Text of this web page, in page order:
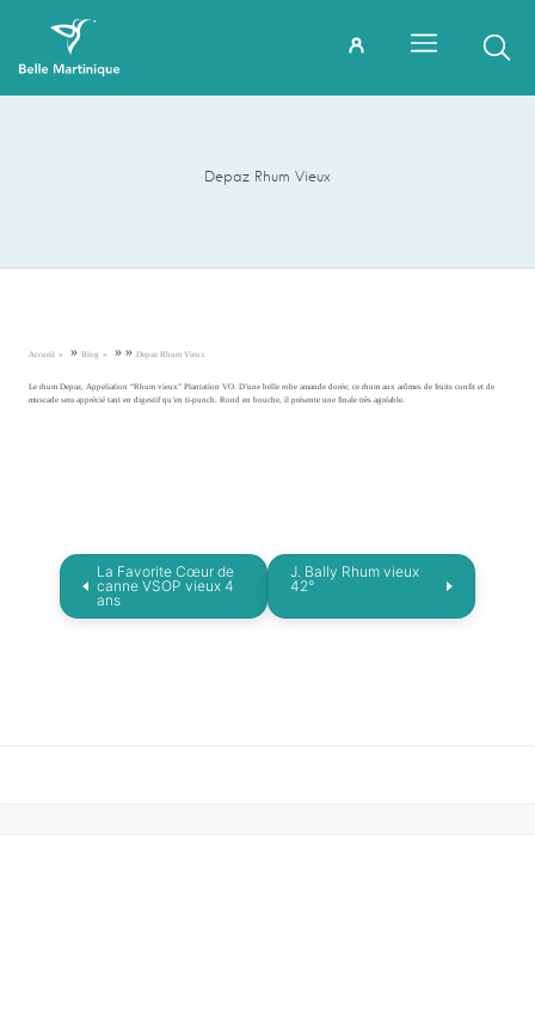
Depaz Rhum Vieux
Accueil » Blog » » Depaz Rhum Vieux
Le rhum Depaz, Appeliation “Rhum vieux” Plantation VO. D’une belle robe amande dorée, ce rhum aux arômes de fruits confit et de
muscade sera apprécié tant en digestif qu’en ti-punch. Rond en bouche, il présente une finale très agréable.
La Favorite Cœur de
canne VSOP vieux 4
ans
J. Bally Rhum vieux
42°